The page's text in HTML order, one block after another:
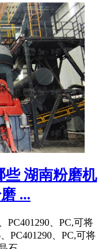
些 湖南粉磨机
...
PC401290、PC,可将
PC401290、PC,可将